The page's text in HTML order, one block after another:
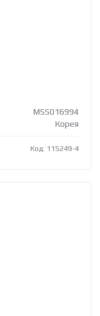
MSS016994
Корея
Код: 115249-4